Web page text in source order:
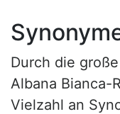
Durch die
Albana Bianca-
Vielzahl an